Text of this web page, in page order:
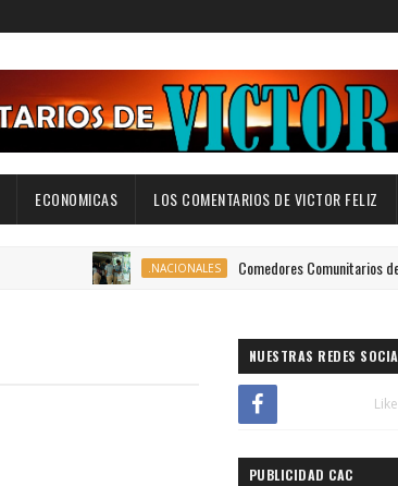
ECONOMICAS LOS COMENTARIOS DE VICTOR FELIZ
.NACIONALES Comedores Comunitarios de DASAC
NUESTRAS REDES
PUBLICIDAD CAC